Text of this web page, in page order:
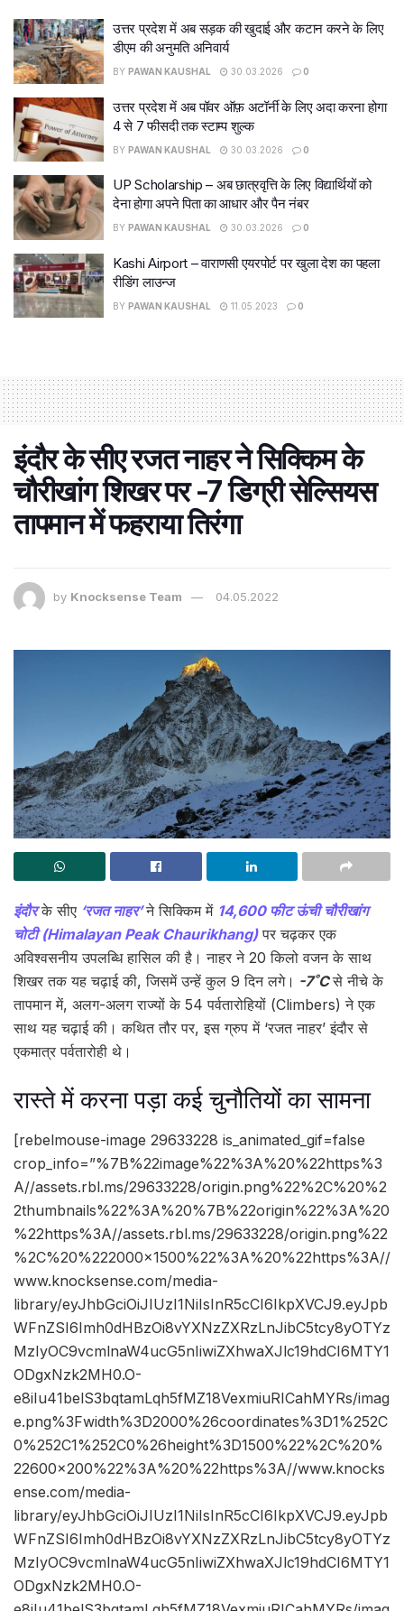
उत्तर प्रदेश में अब सड़क की खुदाई और कटान करने के लिए
डीएम की अनुमति अनिवार्य
BY PAWAN KAUSHAL 30.03.2026 0
उत्तर प्रदेश में अब पॉवर ऑफ़ अटॉर्नी के लिए अदा करना होगा
4 से 7 फीसदी तक स्टाम्प शुल्क
BY PAWAN KAUSHAL 30.03.2026 0
UP Scholarship – अब छात्रवृत्ति के लिए विद्यार्थियों को
देना होगा अपने पिता का आधार और पैन नंबर
BY PAWAN KAUSHAL 30.03.2026 0
Kashi Airport – वाराणसी एयरपोर्ट पर खुला देश का पहला
रीडिंग लाउन्ज
BY PAWAN KAUSHAL 11.05.2023 0
इंदौर के सीए रजत नाहर ने सिक्किम के
चौरीखांग शिखर पर -7 डिग्री सेल्सियस
तापमान में फहराया तिरंगा
by Knocksense Team 04.05.2022
इंदौरके सीए ‘रजत नाहर’ने सिक्किम में 14,600 फीट ऊंची चौरीखांग
चोटी (Himalayan Peak Chaurikhang)पर चढ़कर एक
अविश्वसनीय उपलब्धि हासिल की है। नाहर ने 20 किलो वजन के साथ
शिखर तक यह चढ़ाई की, जिसमें उन्हें कुल 9 दिन लगे। -7˚Cसे नीचे के
तापमान में, अलग-अलग राज्यों के 54 पर्वतारोहियों (Climbers) ने एक
साथ यह चढ़ाई की। कथित तौर पर, इस ग्रुप में ‘रजत नाहर’ इंदौर से
एकमात्र पर्वतारोही थे।
रास्ते में करना पड़ा कई चुनौतियों का सामना
[rebelmouse-image 29633228 is_animated_gif=false
crop_info=”%7B%22image%22%3A%20%22https%3
A//assets.rbl.ms/29633228/origin.png%22%2C%20%2
2thumbnails%22%3A%20%7B%22origin%22%3A%20
%22https%3A//assets.rbl.ms/29633228/origin.png%22
%2C%20%222000×1500%22%3A%20%22https%3A//
www.knocksense.com/media-
library/eyJhbGciOiJIUzI1NiIsInR5cCI6IkpXVCJ9.eyJpb
WFnZSI6Imh0dHBzOi8vYXNzZXRzLnJibC5tcy8yOTYz
MzIyOC9vcmlnaW4ucG5nIiwiZXhwaXJlc19hdCI6MTY1
ODgxNzk2MH0.O-
e8iIu41belS3bqtamLqh5fMZ18VexmiuRICahMYRs/imag
e.png%3Fwidth%3D2000%26coordinates%3D1%252C
0%252C1%252C0%26height%3D1500%22%2C%20%
22600×200%22%3A%20%22https%3A//www.knocks
ense.com/media-
library/eyJhbGciOiJIUzI1NiIsInR5cCI6IkpXVCJ9.eyJpb
WFnZSI6Imh0dHBzOi8vYXNzZXRzLnJibC5tcy8yOTYz
MzIyOC9vcmlnaW4ucG5nIiwiZXhwaXJlc19hdCI6MTY1
ODgxNzk2MH0.O-